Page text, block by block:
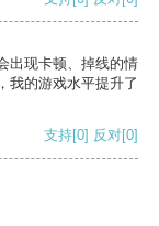
出现卡顿、掉线的情
我的游戏水平提升了
支持[0] 反对[0]